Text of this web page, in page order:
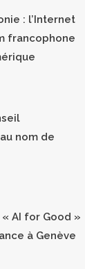
: l’Internet
francophone
nom de
AI for Good »
à Genève